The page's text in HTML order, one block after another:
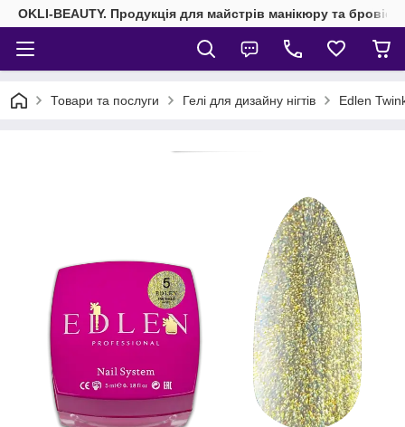
OKLI-BEAUTY. Продукція для майстрів манікюру та
Товари та послуги Гелі для дизайну нігтів Edlen